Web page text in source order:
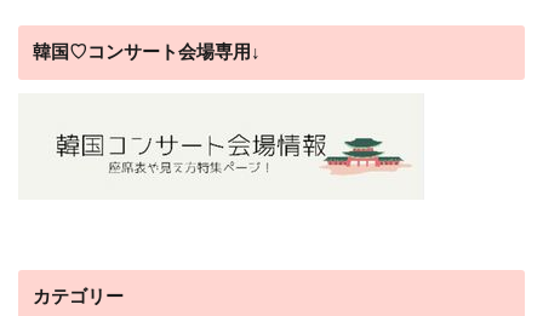
韓国♡コンサート会場専用↓
カテゴリー